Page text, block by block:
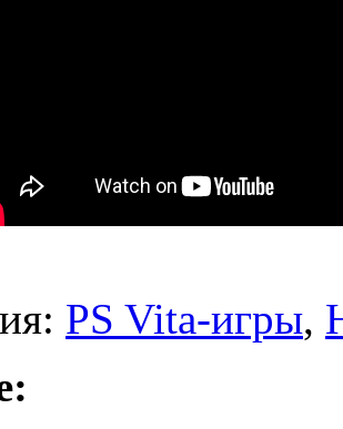
PS Vita-игры,